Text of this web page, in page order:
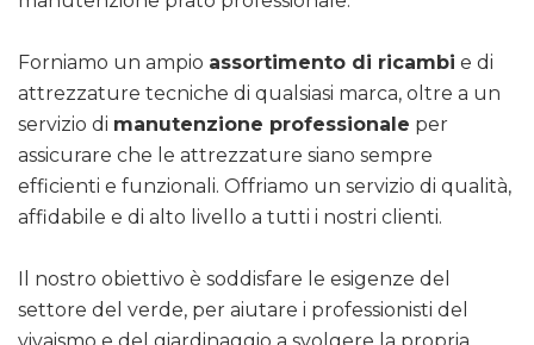
Forniamo un ampio assortimento di ricambi e di
attrezzature tecniche di qualsiasi marca, oltre a un
servizio di manutenzione professionale per
assicurare che le attrezzature siano sempre
efficienti e funzionali. Offriamo un servizio di qualità,
affidabile e di alto livello a tutti i nostri clienti.
Il nostro obiettivo è soddisfare le esigenze del
settore del verde, per aiutare i professionisti del